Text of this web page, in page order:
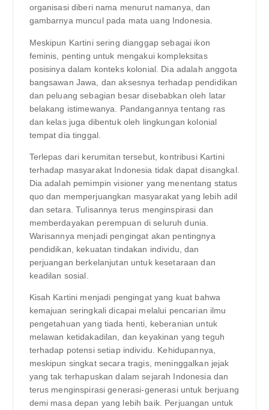
organisasi diberi nama menurut namanya, dan
gambarnya muncul pada mata uang Indonesia.
Meskipun Kartini sering dianggap sebagai ikon
feminis, penting untuk mengakui kompleksitas
posisinya dalam konteks kolonial. Dia adalah anggota
bangsawan Jawa, dan aksesnya terhadap pendidikan
dan peluang sebagian besar disebabkan oleh latar
belakang istimewanya. Pandangannya tentang ras
dan kelas juga dibentuk oleh lingkungan kolonial
tempat dia tinggal.
Terlepas dari kerumitan tersebut, kontribusi Kartini
terhadap masyarakat Indonesia tidak dapat disangkal.
Dia adalah pemimpin visioner yang menentang status
quo dan memperjuangkan masyarakat yang lebih adil
dan setara. Tulisannya terus menginspirasi dan
memberdayakan perempuan di seluruh dunia.
Warisannya menjadi pengingat akan pentingnya
pendidikan, kekuatan tindakan individu, dan
perjuangan berkelanjutan untuk kesetaraan dan
keadilan sosial.
Kisah Kartini menjadi pengingat yang kuat bahwa
kemajuan seringkali dicapai melalui pencarian ilmu
pengetahuan yang tiada henti, keberanian untuk
melawan ketidakadilan, dan keyakinan yang teguh
terhadap potensi setiap individu. Kehidupannya,
meskipun singkat secara tragis, meninggalkan jejak
yang tak terhapuskan dalam sejarah Indonesia dan
terus menginspirasi generasi-generasi untuk berjuang
demi masa depan yang lebih baik. Perjuangan untuk